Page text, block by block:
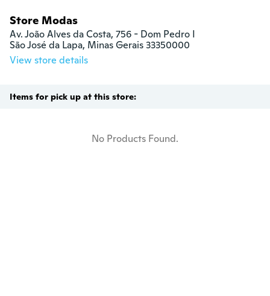
Store Modas
Av. João Alves da Costa, 756 - Dom Pedro I
São José da Lapa, Minas Gerais 33350000
View store details
Items for pick up at this store:
No Products Found.